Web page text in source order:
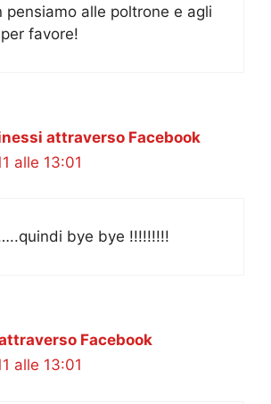
pensiamo alle poltrone e agli
favore!
attraverso Facebook
alle 13:01
bye bye !!!!!!!!!
Facebook
alle 13:01